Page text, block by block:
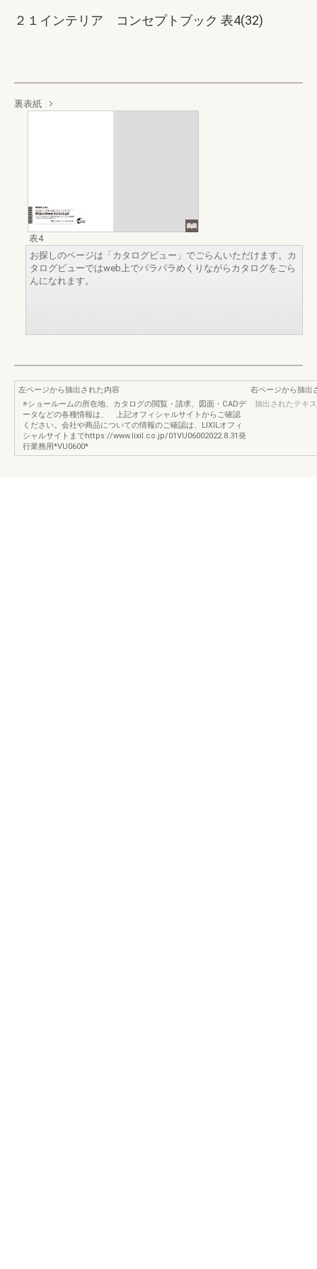
２１インテリア コンセプトブック 表4(32)
裏表紙
表4
お探しのページは「カタログビュー」でごらんいただけます。カ
タログビューではweb上でパラパラめくりながらカタログをごら
んになれます。
左ページから抽出された内容
※ショールームの所在地、カタログの閲覧・請求、図面・CADデ
ータなどの各種情報は、 上記オフィシャルサイトからご確認
ください。会社や商品についての情報のご確認は、LIXILオフィ
シャルサイトまでhttps://www.lixil.co.jp/01VU06002022.8.31発
行業務用*VU0600*
右ページから抽出
抽出されたテキ